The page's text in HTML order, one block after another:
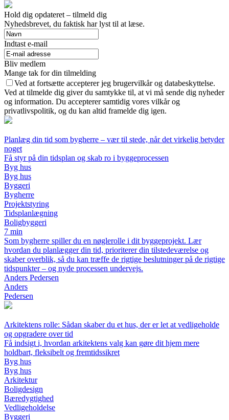
Hold dig opdateret – tilmeld dig
Nyhedsbrevet, du faktisk har lyst til at læse.
Indtast e-mail
Bliv medlem
Mange tak for din tilmelding
Ved at fortsætte accepterer jeg brugervilkår og databeskyttelse.
Ved at tilmelde dig giver du samtykke til, at vi må sende dig nyheder
og information. Du accepterer samtidig vores vilkår og
privatlivspolitik, og du kan altid framelde dig igen.
Planlæg din tid som bygherre – vær til stede, når det virkelig betyder
noget
Få styr på din tidsplan og skab ro i byggeprocessen
Byg hus
Byg hus
Byggeri
Bygherre
Projektstyring
Tidsplanlægning
Boligbyggeri
7 min
Som bygherre spiller du en nøglerolle i dit byggeprojekt. Lær
hvordan du planlægger din tid, prioriterer din tilstedeværelse og
skaber overblik, så du kan træffe de rigtige beslutninger på de rigtige
tidspunkter – og nyde processen undervejs.
Anders Pedersen
Anders
Pedersen
Arkitektens rolle: Sådan skaber du et hus, der er let at vedligeholde
og opgradere over tid
Få indsigt i, hvordan arkitektens valg kan gøre dit hjem mere
holdbart, fleksibelt og fremtidssikret
Byg hus
Byg hus
Arkitektur
Boligdesign
Bæredygtighed
Vedligeholdelse
Byggeri